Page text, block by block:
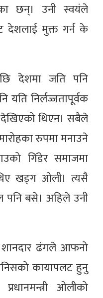
छन्। उनी स्वयंले
देशलाई मुक्त गर्न के
देशमा जति पनि
यति निर्लज्जतापूर्वक
थिएन। सबैले
रुपमा मनाउने
गिँडेर समाजमा
खड्ग ओली। त्यसै
पनि बसे। अहिले उनी
शानदार ढंगले आफनो
कायापलट हुनु
ओलीको